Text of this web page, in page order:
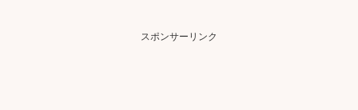
スポンサーリンク